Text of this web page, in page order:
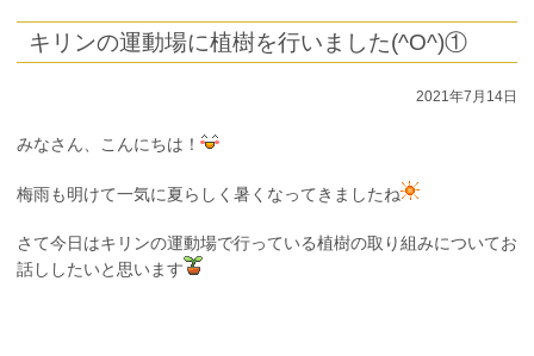
キリンの運動場に植樹を行いました(^O^)①
2021年7月14日
みなさん、こんにちは！
梅雨も明けて一気に夏らしく暑くなってきましたね
さて今日はキリンの運動場で行っている植樹の取り組みについてお
話ししたいと思います